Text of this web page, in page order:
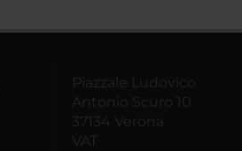
Piazzale Ludovico
Antonio Scuro 10
37134 Verona
VAT